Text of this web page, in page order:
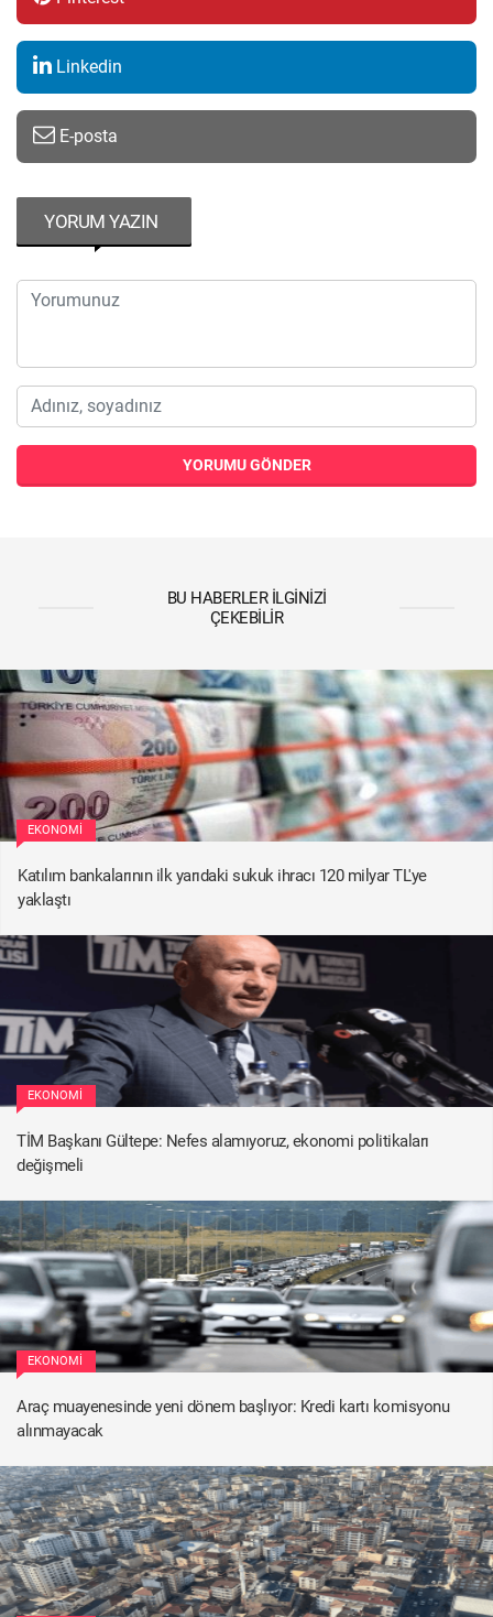
Linkedin
E-posta
YORUM YAZIN
YORUMU GÖNDER
BU HABERLER İLGINIZI
ÇEKEBILIR
EKONOMI
Katılım bankalarının ilk yarıdaki sukuk ihracı 120 milyar TL'ye
yaklaştı
EKONOMI
TİM Başkanı Gültepe: Nefes alamıyoruz, ekonomi politikaları
değişmeli
EKONOMI
Araç muayenesinde yeni dönem başlıyor: Kredi kartı komisyonu
alınmayacak